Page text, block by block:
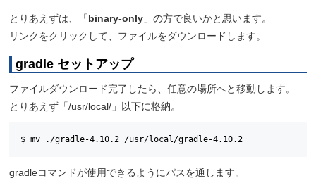
とりあえずは、「binary-only 」の方で良いかと思います。
リンクをクリックして、ファイルをダウンロードします。
gradle セットアップ
ファイルダウンロード完了したら、任意の場所へと移動します。
とりあえず「/usr/local/」以下に格納。
$ mv ./gradle-4.10.2 /usr/local/gradle-4.10.2
gradleコマンドが使用できるようにパスを通します。